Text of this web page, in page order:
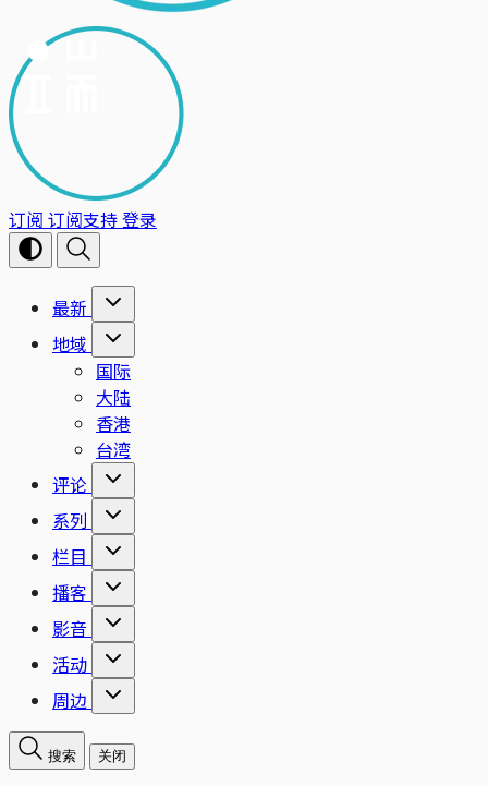
订阅 订阅支持登录
最新
地域
国际
大陆
香港
台湾
评论
系列
栏目
播客
影音
活动
周边
搜索 关闭